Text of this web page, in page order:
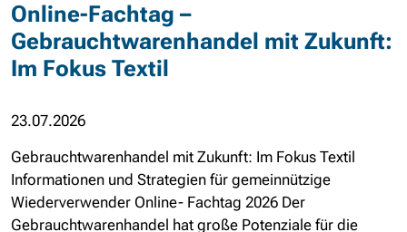
Online-Fachtag –
Gebrauchtwarenhandel mit Zukunft:
Im Fokus Textil
23.07.2026
Gebrauchtwarenhandel mit Zukunft: Im Fokus Textil
Informationen und Strategien für gemeinnützige
Wiederverwender Online- Fachtag 2026 Der
Gebrauchtwarenhandel hat große Potenziale für die